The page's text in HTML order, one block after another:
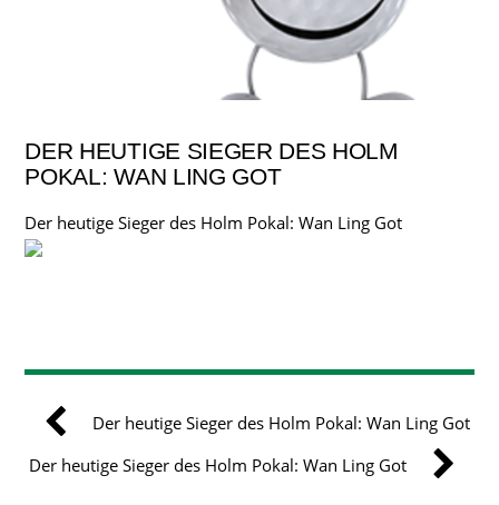
DER HEUTIGE SIEGER DES HOLM
POKAL: WAN LING GOT
Der heutige Sieger des Holm Pokal: Wan Ling Got
Der heutige Sieger des Holm Pokal: Wan Ling Got
Der heutige Sieger des Holm Pokal: Wan Ling Got